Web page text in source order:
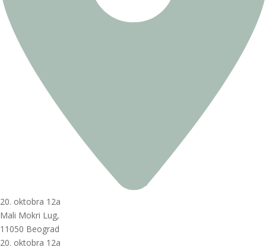
20. oktobra 12a
Mali Mokri Lug,
11050 Beograd
20. oktobra 12a